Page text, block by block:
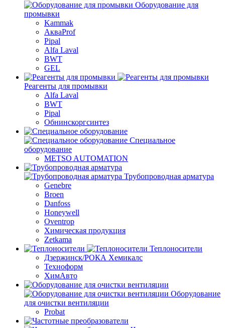
Оборудование для
промывки
Kammak
АкваProf
Pipal
Alfa Laval
BWT
GEL
Реагенты для промывки
Alfa Laval
BWT
Pipal
Обнинскоргсинтез
Специальное
оборудование
METSO AUTOMATION
Трубопроводная арматура
Genebre
Broen
Danfoss
Honeywell
Oventrop
Химическая продукция
Zetkama
Теплоносители
Дзержинск/РОКА Хемикалс
Техноформ
ХимАвто
Оборудование
для очистки вентиляции
Probat